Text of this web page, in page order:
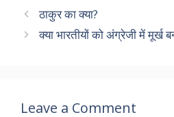
ठाकुर का क्या?
क्या भारतीयों को अंग्रेजी में मूर्ख
Leave a Comment